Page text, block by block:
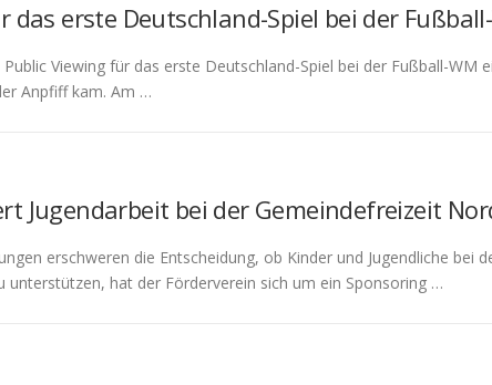
das erste Deutschland-Spiel bei der
Viewing für das erste Deutschland-Spiel bei der Fußball-
Anpfiff kam. Am …
Jugendarbeit bei der Gemeindefreizeit
erschweren die Entscheidung, ob Kinder und Jugendliche
unterstützen, hat der Förderverein sich um ein Sponsoring …